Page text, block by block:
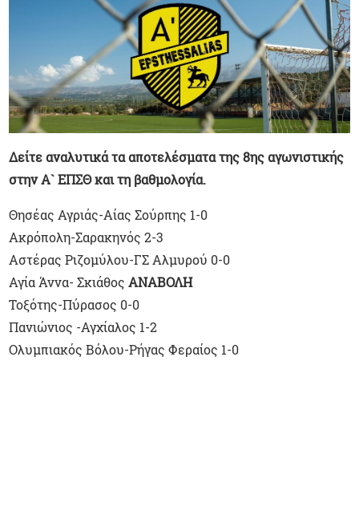
Δείτε αναλυτικά τα αποτελέσματα της 8ης αγωνιστικής
στην Α` ΕΠΣΘ και τη βαθμολογία.
Θησέας Αγριάς-Αίας Σούρπης 1-0
Ακρόπολη-Σαρακηνός 2-3
Αστέρας Ριζομύλου-ΓΣ Αλμυρού 0-0
Αγία Άννα- ΣκιάθοςΑΝΑΒΟΛΗ
Τοξότης-Πύρασος 0-0
Πανιώνιος -Αγχίαλος 1-2
Ολυμπιακός Βόλου-Ρήγας Φεραίος 1-0